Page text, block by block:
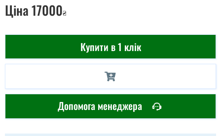
Ціна17000₴
Купити в 1 клік
Допомога менеджера